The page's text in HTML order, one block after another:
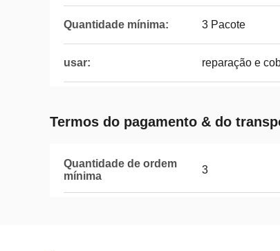
Quantidade mínima: 3 Pacote
usar: reparação e
Termos do pagamento & do
Quantidade de ordem
mínima
3